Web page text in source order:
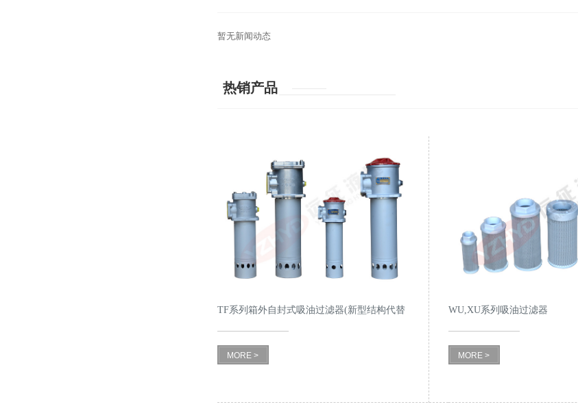
暂无新闻动态
热销产品
TF系列箱外自封式吸油过滤器(新型结构代替
LXZ系列)
MORE >
WU,XU系列吸油过滤器
MORE >